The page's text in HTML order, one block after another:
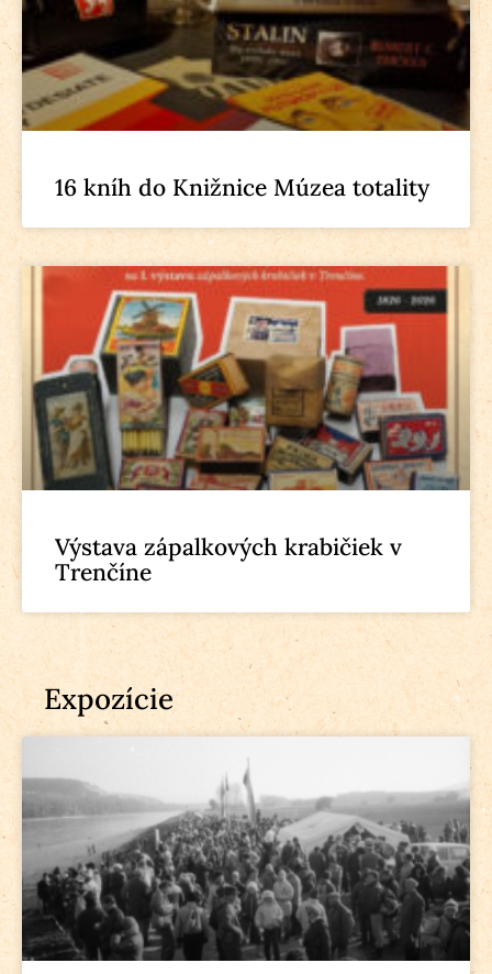
16 kníh do Knižnice Múzea totality
Výstava zápalkových krabičiek v
Trenčíne
Expozície